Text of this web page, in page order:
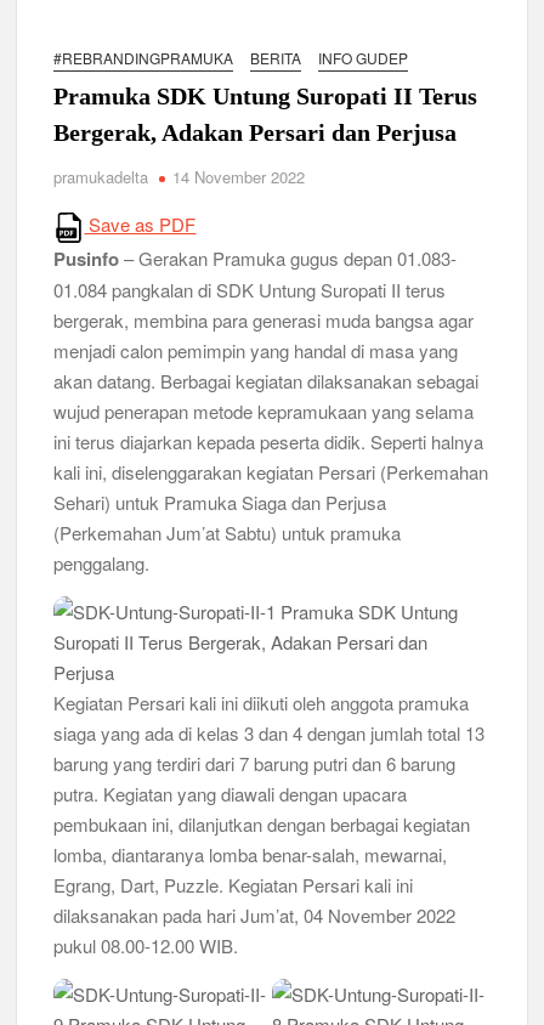
Relevansi Pemikiran Baden-Powell dalam Pembinaan
Generasi Muda di Era Digital
Semangat “Cerdas, Ceria, Cekatan” Warnai Pesta Siaga
Kwarran Sukodono Tahun 2026
Berkarakter, Berprestasi, Berbudi Luhur : Lomba Tingkat I
Gudep 14.077-14.078 Pangkalan SDN Sidodadi 1 Taman
Cetak Generasi Tangguh
Pramuka SMKN 1 Jabon Tempa Disiplin dan Kepedulian
Sosial Melalui Jelajah Desa
Gemuruh Semangat di Pangkalan SMP YPM 1 Taman: Saat
Kompetisi Mencetak Karakter dan Merajut Generasi di PSCC
Perkuat Kepemimpinan dan Demokrasi, Kwarran Jabon Gelar
Bukan Cuma Kemah! Pramuka SMK YPM 3 Taman Adopsi
Sistem Kerja Industri Lewat KPDA
Kwarran Porong Gembleng Penegak Pramuka Lewat Pelatihan
Keprotokoleran
Tumbuhkan Ceria dan Karakter Sejak Dini, 704 Pramuka
Siaga Ramaikan Pesta Siaga Kwarran Prambon 2026
Ceria Bersama Pramuka Siaga: Membangun Generasi Tangguh
dan Berkarakter
Karena Karakter Tidak Dibentuk di Ruang Nyaman, LT-1
SDN Pagerwojo Hadir Menempa Ketangguhan
Baru dan Perkuat Kolaborasi Lintas Pangkalan
#REBRANDINGPRAMUKA BERITA INFO GUDEP
Pramuka SDK Untung Suropati II Terus
Bergerak, Adakan Persari dan Perjusa
pramukadelta 14 November 2022
Save as PDF
Pusinfo– Gerakan Pramuka gugus depan 01.083-
01.084 pangkalan di SDK Untung Suropati II terus
bergerak, membina para generasi muda bangsa agar
menjadi calon pemimpin yang handal di masa yang
akan datang. Berbagai kegiatan dilaksanakan sebagai
wujud penerapan metode kepramukaan yang selama
ini terus diajarkan kepada peserta didik. Seperti halnya
kali ini, diselenggarakan kegiatan Persari (Perkemahan
Sehari) untuk Pramuka Siaga dan Perjusa
(Perkemahan Jum’at Sabtu) untuk pramuka
penggalang.
Kegiatan Persari kali ini diikuti oleh anggota pramuka
siaga yang ada di kelas 3 dan 4 dengan jumlah total 13
barung yang terdiri dari 7 barung putri dan 6 barung
putra. Kegiatan yang diawali dengan upacara
pembukaan ini, dilanjutkan dengan berbagai kegiatan
lomba, diantaranya lomba benar-salah, mewarnai,
Egrang, Dart, Puzzle. Kegiatan Persari kali ini
dilaksanakan pada hari Jum’at, 04 November 2022
pukul 08.00-12.00 WIB.